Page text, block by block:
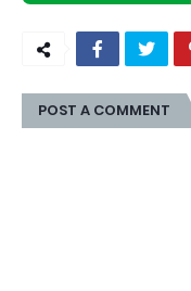
POST A COMMENT